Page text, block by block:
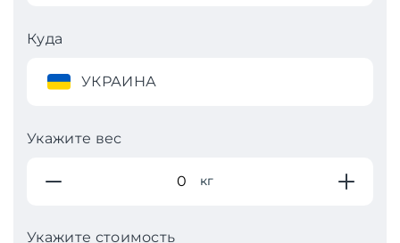
Куда
УКРАИНА
Укажите вес
кг
Укажите стоимость